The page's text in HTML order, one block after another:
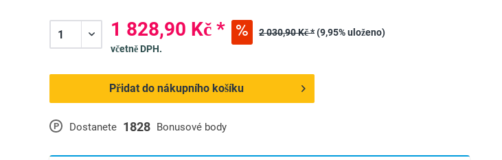
P Dostanete 1828 Bonusové body
1 828,90 Kč * 2 030,90 Kč *(9,95% uloženo)
včetně DPH.
Přidat do nákupního košíku